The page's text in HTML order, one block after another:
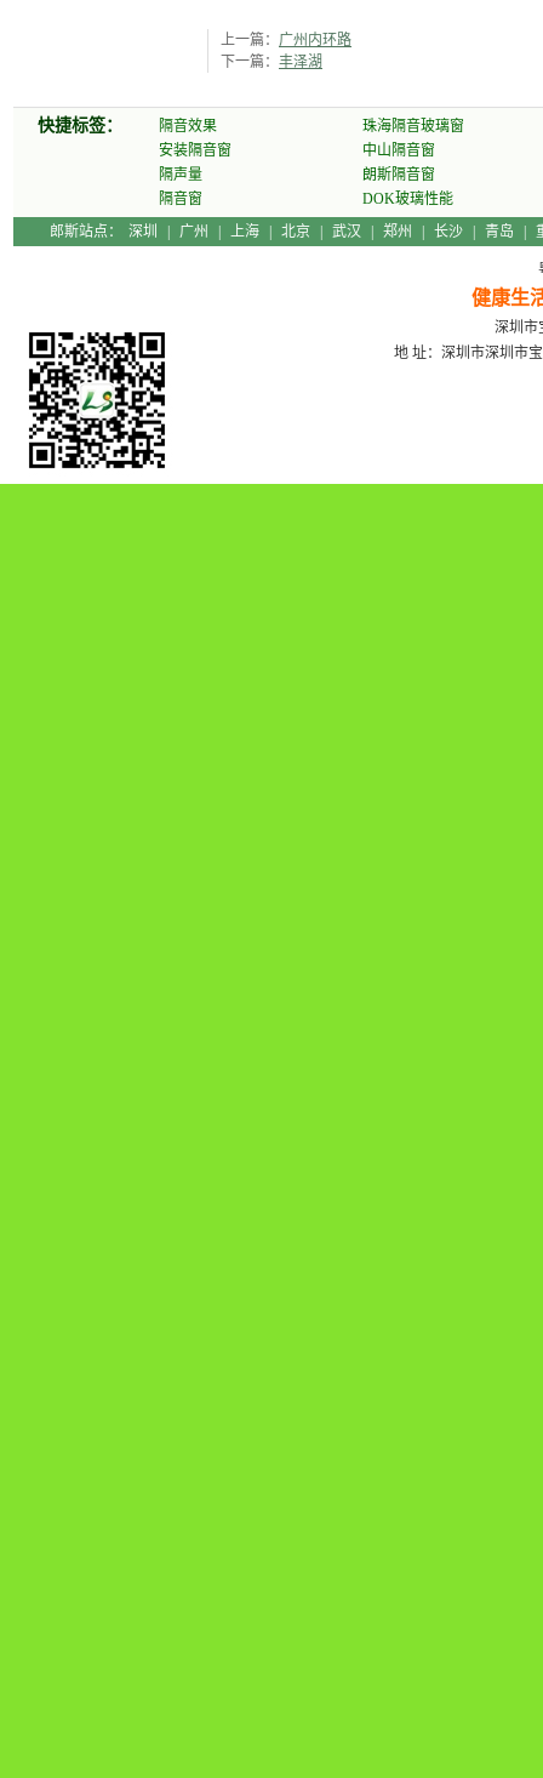
上一篇： 广州内环路
下一篇： 丰泽湖
快捷标签： 隔音效果
珠海隔音玻璃窗
安装隔音窗
中山隔音窗
隔声量
朗斯隔音窗
隔音窗
DOK玻璃性能
郎斯站点：
深圳 广州 上海 北京 武汉 郑州 长沙 青岛
健康生
深圳市
地 址：深圳市深圳市